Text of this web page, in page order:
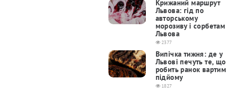
Крижаний маршрут
Львова: гід по
авторському
морозиву і сорбетам
Львова
2377
Випічка тижня: де у
Львові печуть те, що
робить ранок вартим
підйому
1827